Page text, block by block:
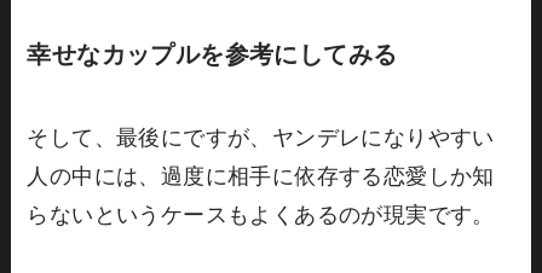
幸せなカップルを参考にしてみる
そして、最後にですが、ヤンデレになりやすい
人の中には、過度に相手に依存する恋愛しか知
らないというケースもよくあるのが現実です。